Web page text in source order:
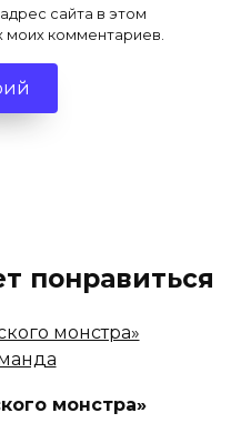
сайта в этом
моих комментариев.
понравиться
монстра»